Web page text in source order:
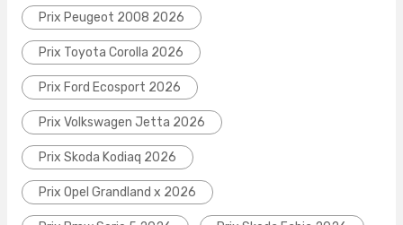
Prix Peugeot 2008 2026
Prix Toyota Corolla 2026
Prix Ford Ecosport 2026
Prix Volkswagen Jetta 2026
Prix Skoda Kodiaq 2026
Prix Opel Grandland x 2026